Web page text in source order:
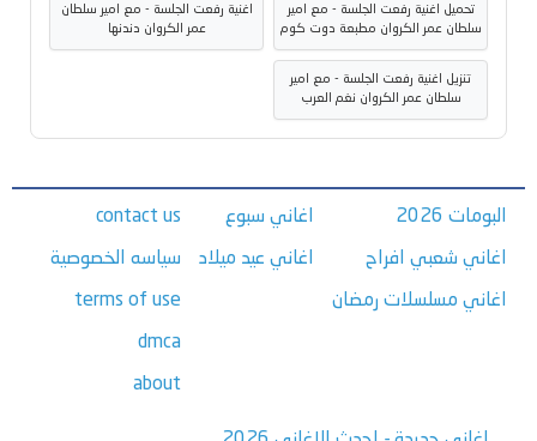
تحميل اغنية رفعت الجلسة - مع امير
سلطان عمر الكروان مطبعة دوت كوم
اغنية رفعت الجلسة - مع امير سلطان
عمر الكروان دندنها
تنزيل اغنية رفعت الجلسة - مع امير
سلطان عمر الكروان نغم العرب
البومات 2026
اغاني شعبي افراح
اغاني مسلسلات رمضان
اغاني سبوع
اغاني عيد ميلاد
contact us
سياسه الخصوصية
terms of use
dmca
about